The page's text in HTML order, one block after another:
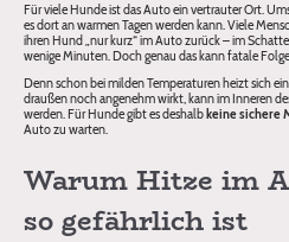
Für viele Hunde ist das Auto ein vertrauter Ort.
es dort an warmen Tagen werden kann. Viele
ihren Hund „nur kurz“ im Auto zurück – im
wenige Minuten. Doch genau das kann fatale
Denn schon bei milden Temperaturen heizt sich
draußen noch angenehm wirkt, kann im Inneren
werden. Für Hunde gibt es deshalb keine sichere
Auto zu warten.
Warum Hitze im
so gefährlich ist